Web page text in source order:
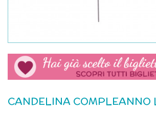
CANDELINA COMPLEANNO